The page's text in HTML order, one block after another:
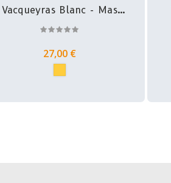
Vacqueyras Blanc - Mas
27,00 €